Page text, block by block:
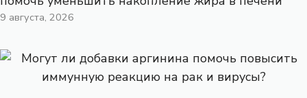
9 августа, 2026